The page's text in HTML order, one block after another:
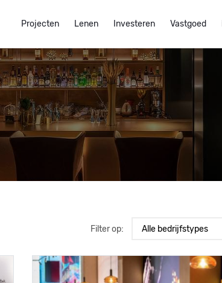
Projecten Lenen Investeren Vastgoed
Filter op: